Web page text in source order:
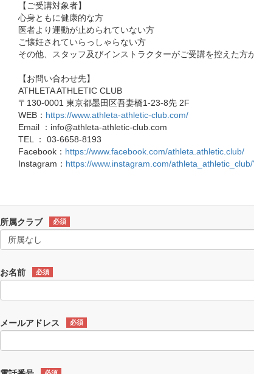
【ご受講対象者】
心身ともに健康的な方
医者より運動が止められていない方
ご懐妊されていらっしゃらない方
その他、スタッフ及びインストラクターがご受講を控えた方
【お問い合わせ先】
ATHLETA ATHLETIC CLUB
〒130-0001 東京都墨田区吾妻橋1-23-8先 2F
WEB： https://www.athleta-athletic-club.com/
Email ：info@athleta-athletic-club.com
TEL ： 03-6658-8193
Facebook： https://www.facebook.com/athleta.athletic.club/
Instagram： https://www.instagram.com/
所属クラブ 必須
お名前 必須
メールアドレス 必須